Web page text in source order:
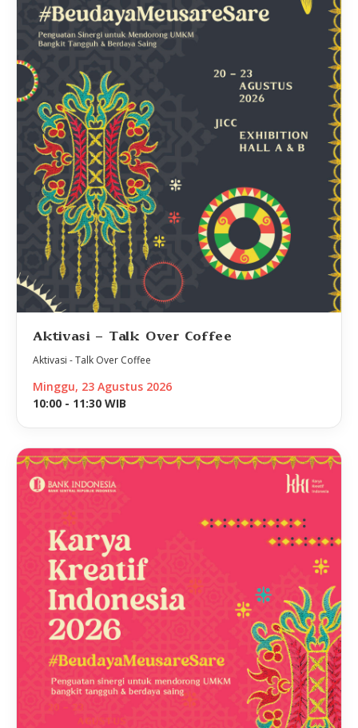
Aktivasi - Talk Over Coffee
Aktivasi - Talk Over Coffee
Minggu, 23 Agustus 2026
10:00 - 11:30 WIB